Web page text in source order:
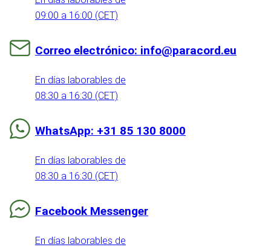
09:00 a 16:00 (CET)
Correo electrónico: info@paracord.eu
En días laborables de
08:30 a 16:30 (CET)
WhatsApp: +31 85 130 8000
En días laborables de
08:30 a 16:30 (CET)
Facebook Messenger
En días laborables de